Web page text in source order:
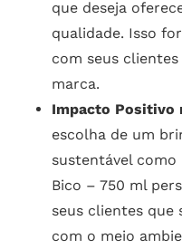
que deseja
qualidade. Isso
com seus
marca.
Impacto Positivo
escolha de um
sustentável como
Bico – 750 ml
seus clientes que
com o meio